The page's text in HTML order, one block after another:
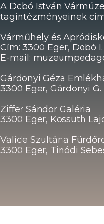
A Dobó István
tagintézményeinek
Várműhely és
Cím: 3300 Eger, Dobó I.
E-mail:
Gárdonyi Géza
3300 Eger, Gárdonyi G.
Ziffer Sándor Galéria
3300 Eger, Kossuth
Valide Szultána
3300 Eger, Tinódi